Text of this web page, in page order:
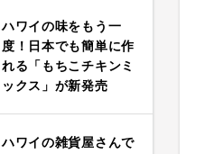
FOOD
ハワイの味をもう一
度！日本でも簡単に作
れる「もちこチキンミ
ックス」が新発売
LIFE
ハワイの雑貨屋さんで